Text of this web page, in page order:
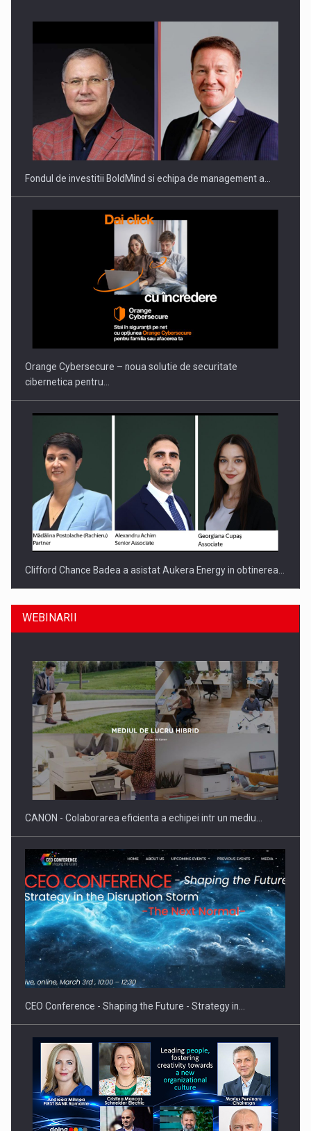
Fondul de investitii BoldMind si echipa de management a…
Orange Cybersecure – noua solutie de securitate
cibernetica pentru…
Clifford Chance Badea a asistat Aukera Energy in obtinerea…
SAPTE PERSONALITATI DIN MEDIUL DE AFACERI, ACADEMIC
SI INSTITUTIONAL…
Hard Enduro Piatra Craiului 2026, fueled by benzinariile RO…
WEBINARII
CANON - Colaborarea eficienta a echipei intr un mediu…
CEO Conference - Shaping the Future - Strategy in…